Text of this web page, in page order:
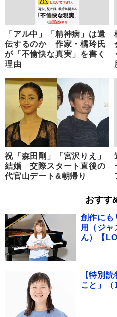
「アル中」「精神病」は遺
伝するのか 作家・橘玲氏
が「不愉快な真実」を書く
理由
祝「森田剛」「宮沢りえ」
結婚 交際スタート直後の
代官山デート&朝帰り
おすす
創作にも
用（ジ
ん）【
【特別
こと」